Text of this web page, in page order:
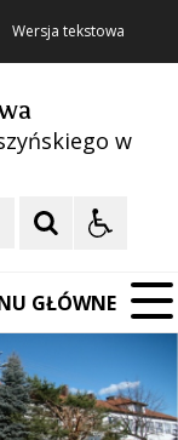
Wersja tekstowa
w
GŁÓWNE